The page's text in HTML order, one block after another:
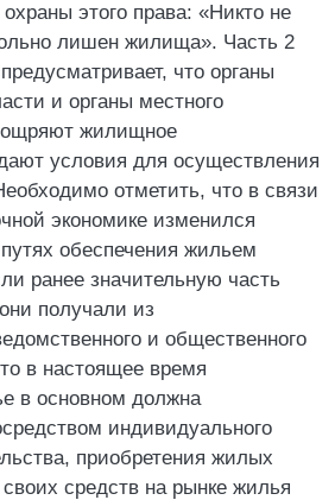
этого права: «Никто не
лишен жилища». Часть 2
что органы
и органы местного
жилищное
условия для осуществления
отметить, что в связи
экономике изменился
обеспечения жильем
ранее значительную часть
получали из
и общественного
в настоящее время
в основном должна
индивидуального
приобретения жилых
средств на рынке жилья